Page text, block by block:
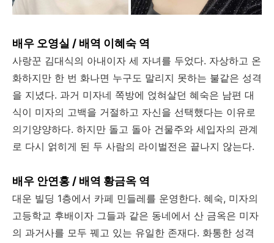
배우 오영실 / 배역 이혜숙 역
사랑꾼 김대식의 아내이자 세 자녀를 두었다. 자상하고 온
화하지만 한 번 화나면 누구도 말리지 못하는 불같은 성격
을 지녔다. 과거 미자네 쪽방에 얹혀살던 혜숙은 남편 대
식이 미자의 고백을 거절하고 자신을 선택했다는 이유로
의기양양하다. 하지만 돌고 돌아 건물주와 세입자의 관계
로 다시 얽히게 된 두 사람의 라이벌전은 끝나지 않는다.
배우 안연홍 / 배역 황금옥 역
대운 빌딩 1층에서 카페 민들레를 운영한다. 혜숙, 미자의
고등학교 후배이자 그들과 같은 동네에서 산 금옥은 미자
의 과거사를 모두 꿰고 있는 유일한 존재다. 화통한 성격